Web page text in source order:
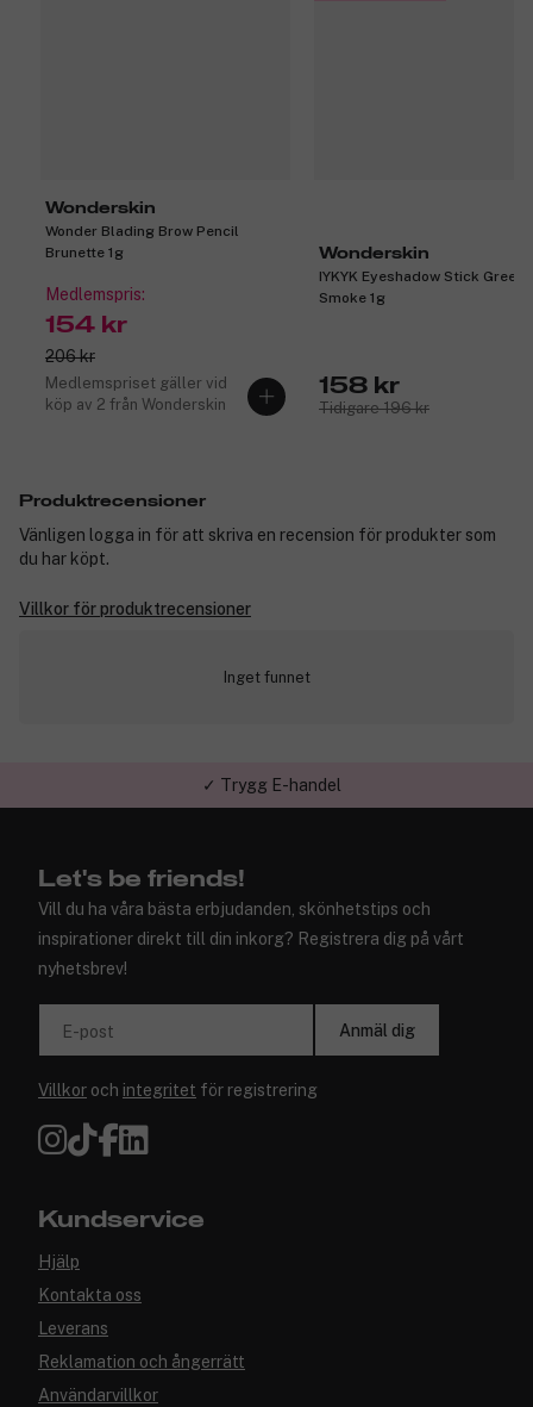
Wonderskin
Wonder Blading Brow Pencil
Brunette 1g
Medlemspris:
154 kr
206 kr
Medlemspriset gäller vid
köp av 2 från Wonderskin
Wonderskin
IYKYK Eyeshadow Stick Green
Smoke 1g
158 kr
Tidigare 196 kr
Produktrecensioner
Vänligen logga in för att skriva en recension för produkter som
du har köpt.
Villkor för produktrecensioner
Inget funnet
✓ Trygg E-handel
Let's be friends!
Vill du ha våra bästa erbjudanden, skönhetstips och
inspirationer direkt till din inkorg? Registrera dig på vårt
nyhetsbrev!
E-post Anmäl dig
Villkor och integritet för registrering
Kundservice
Hjälp
Kontakta oss
Leverans
Reklamation och ångerrätt
Användarvillkor